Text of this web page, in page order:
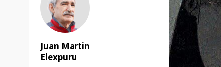
Juan Martin
Elexpuru